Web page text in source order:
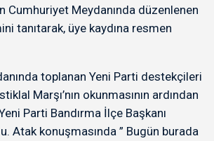
Cumhuriyet Meydanında düzenlenen
tanıtarak, üye kaydına resmen
toplanan Yeni Parti destekçileri
Marşı’nın okunmasının ardından
Parti Bandırma İlçe Başkanı
Atak konuşmasında ” Bugün burada